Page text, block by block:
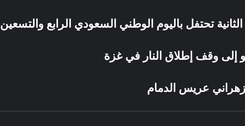
تحتفل باليوم الوطني السعودي الرابع والتسعين
إلى وقف إطلاق النار في غزة
عريس الدمام